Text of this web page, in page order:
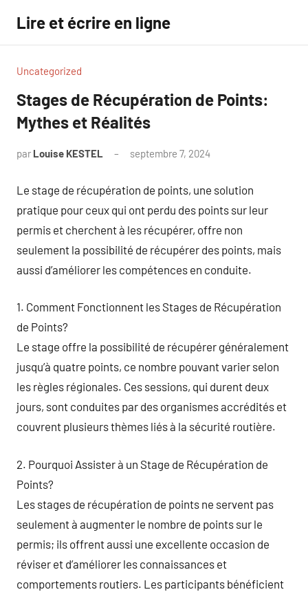
contenu
Lire et écrire en ligne
Uncategorized
Stages de Récupération de Points:
Mythes et Réalités
par Louise KESTEL septembre 7, 2024
Le stage de récupération de points, une solution
pratique pour ceux qui ont perdu des points sur leur
permis et cherchent à les récupérer, offre non
seulement la possibilité de récupérer des points, mais
aussi d’améliorer les compétences en conduite.
1. Comment Fonctionnent les Stages de Récupération
de Points?
Le stage offre la possibilité de récupérer généralement
jusqu’à quatre points, ce nombre pouvant varier selon
les règles régionales. Ces sessions, qui durent deux
jours, sont conduites par des organismes accrédités et
couvrent plusieurs thèmes liés à la sécurité routière.
2. Pourquoi Assister à un Stage de Récupération de
Points?
Les stages de récupération de points ne servent pas
seulement à augmenter le nombre de points sur le
permis; ils offrent aussi une excellente occasion de
réviser et d’améliorer les connaissances et
comportements routiers. Les participants bénéficient